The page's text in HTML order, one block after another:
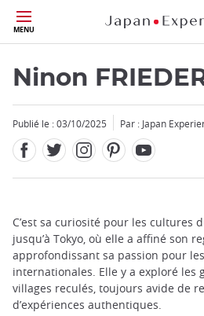
Skip
to
main
content
MENU
Ninon
Publié le : 03/10/2025 Par : Japan
C’est sa curiosité pour les cultures
jusqu’à Tokyo, où elle a affiné son
approfondissant sa passion pour
internationales. Elle y a exploré les
villages reculés, toujours avide de
d’expériences authentiques.
Fermer
Add
mask
focusable
element
for
loop